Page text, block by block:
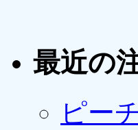
最近の
ピー